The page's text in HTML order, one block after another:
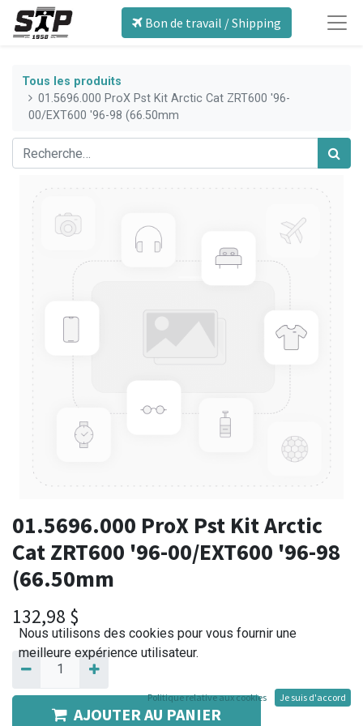
Bon de travail / Shipping
Tous les produits
01.5696.000 ProX Pst Kit Arctic Cat ZRT600 '96-
00/EXT600 '96-98 (66.50mm
01.5696.000 ProX Pst Kit Arctic
Cat ZRT600 '96-00/EXT600 '96-98
(66.50mm
132,98 $
AJOUTER AU PANIER
Nous utilisons des cookies pour vous fournir une
meilleure expérience utilisateur.
Politique relative aux cookies Je suis d'accord